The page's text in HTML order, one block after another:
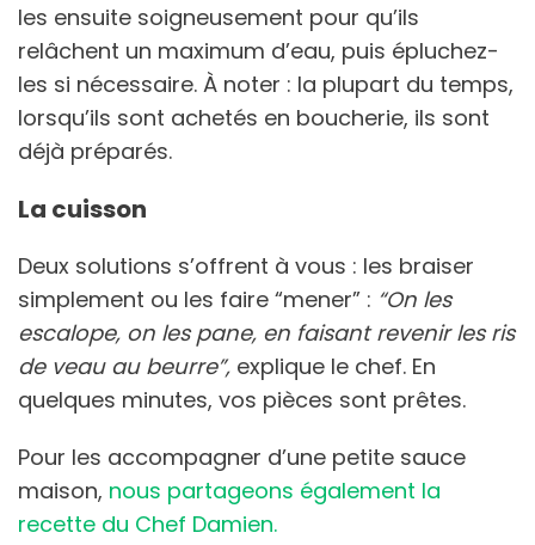
les ensuite soigneusement pour qu’ils
relâchent un maximum d’eau, puis épluchez-
les si nécessaire. À noter : la plupart du temps,
lorsqu’ils sont achetés en boucherie, ils sont
déjà préparés.
La cuisson
Deux solutions s’offrent à vous : les braiser
simplement ou les faire “mener” : “On les
escalope, on les pane, en faisant revenir les ris
de veau au beurre”, explique le chef. En
quelques minutes, vos pièces sont prêtes.
Pour les accompagner d’une petite sauce
maison, nous partageons également la
recette du Chef Damien.